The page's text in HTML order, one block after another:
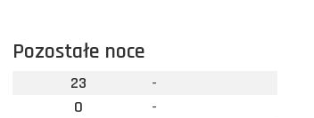
Pozostałe noce
23
-
0
-